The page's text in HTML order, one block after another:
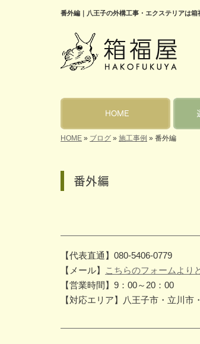
番外編｜八王子の外構工事・エクステリアは箱
HOME
HOME » ブログ » 施工事例 » 番外編
番外編
【代表直通】080-5406-0779
【メール】
こちらのフォームより
【営業時間】9：00～20：00
【対応エリア】八王子市・立川